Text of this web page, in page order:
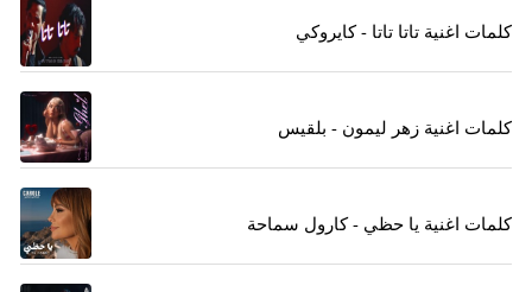
كلمات اغنية تاتا تاتا - كايروكي
كلمات اغنية زهر ليمون - بلقيس
كلمات اغنية يا حظي - كارول سماحة